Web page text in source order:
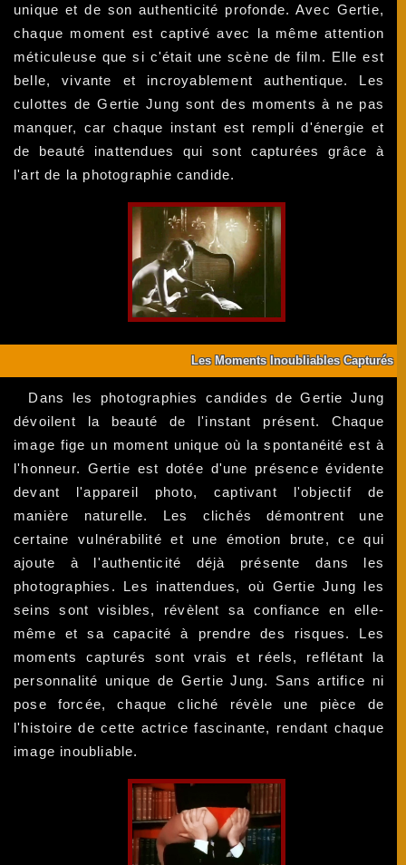
unique et de son authenticité profonde. Avec Gertie,
chaque moment est captivé avec la même attention
méticuleuse que si c'était une scène de film. Elle est
belle, vivante et incroyablement authentique. Les
culottes de Gertie Jung sont des moments à ne pas
manquer, car chaque instant est rempli d'énergie et
de beauté inattendues qui sont capturées grâce à
l'art de la photographie candide.
Les Moments Inoubliables Capturés
Dans les photographies candides de Gertie Jung
dévoilent la beauté de l'instant présent. Chaque
image fige un moment unique où la spontanéité est à
l'honneur. Gertie est dotée d'une présence évidente
devant l'appareil photo, captivant l'objectif de
manière naturelle. Les clichés démontrent une
certaine vulnérabilité et une émotion brute, ce qui
ajoute à l'authenticité déjà présente dans les
photographies. Les inattendues, où Gertie Jung les
seins sont visibles, révèlent sa confiance en elle-
même et sa capacité à prendre des risques. Les
moments capturés sont vrais et réels, reflétant la
personnalité unique de Gertie Jung. Sans artifice ni
pose forcée, chaque cliché révèle une pièce de
l'histoire de cette actrice fascinante, rendant chaque
image inoubliable.